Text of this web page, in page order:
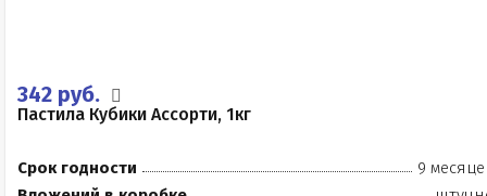
342 руб.
Пастила Кубики Ассорти, 1кг
Срок годности
9